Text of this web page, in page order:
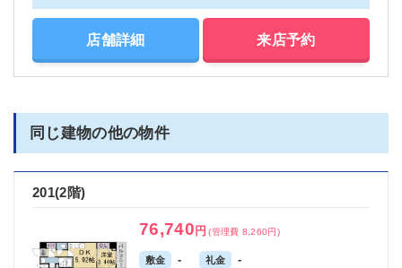
店舗詳細 来店予約
同じ建物の他の物件
201(2階)
76,740 円 (管理費 8,260円)
敷金 - 礼金 -